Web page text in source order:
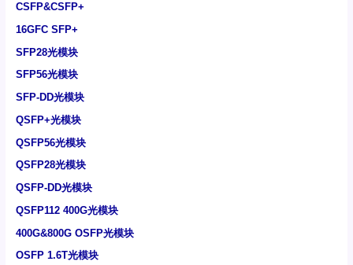
CSFP&CSFP+
16GFC SFP+
SFP28光模块
SFP56光模块
SFP-DD光模块
QSFP+光模块
QSFP56光模块
QSFP28光模块
QSFP-DD光模块
QSFP112 400G光模块
400G&800G OSFP光模块
OSFP 1.6T光模块